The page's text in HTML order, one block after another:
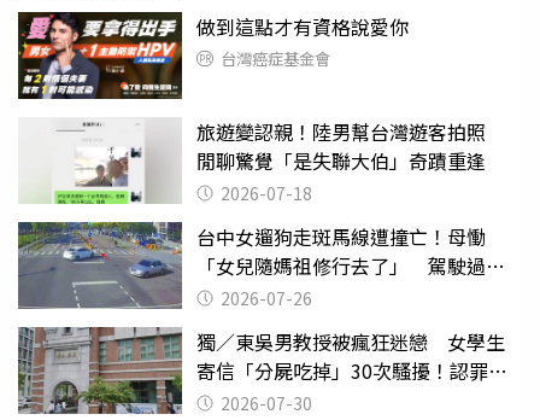
做到這點才有資格說愛你
台灣癌症基金會
旅遊變認親！陸男幫台灣遊客拍照
閒聊驚覺「是失聯大伯」奇蹟重逢
2026-07-18
台中女遛狗走斑馬線遭撞亡！母慟
「女兒隨媽祖修行去了」 駕駛過失
致死判9月
2026-07-26
獨／東吳男教授被瘋狂迷戀 女學生
寄信「分屍吃掉」30次騷擾！認罪免
關 2026-07-30